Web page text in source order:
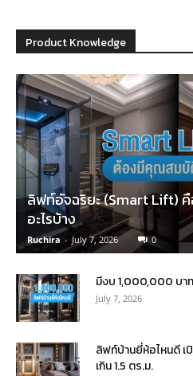
Product Knowledge
ลิฟท์อัจฉริยะ (Smart Lift)
อะไรบ้าง
Ruchira - July 7, 2026 0
มีงบ 1,000,000 บา
July 7, 2026
ลิฟท์บ้านยี่ห้อไหนดี เ
เกิน 1.5 ตร.ม.